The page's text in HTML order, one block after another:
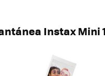
Instax Mini